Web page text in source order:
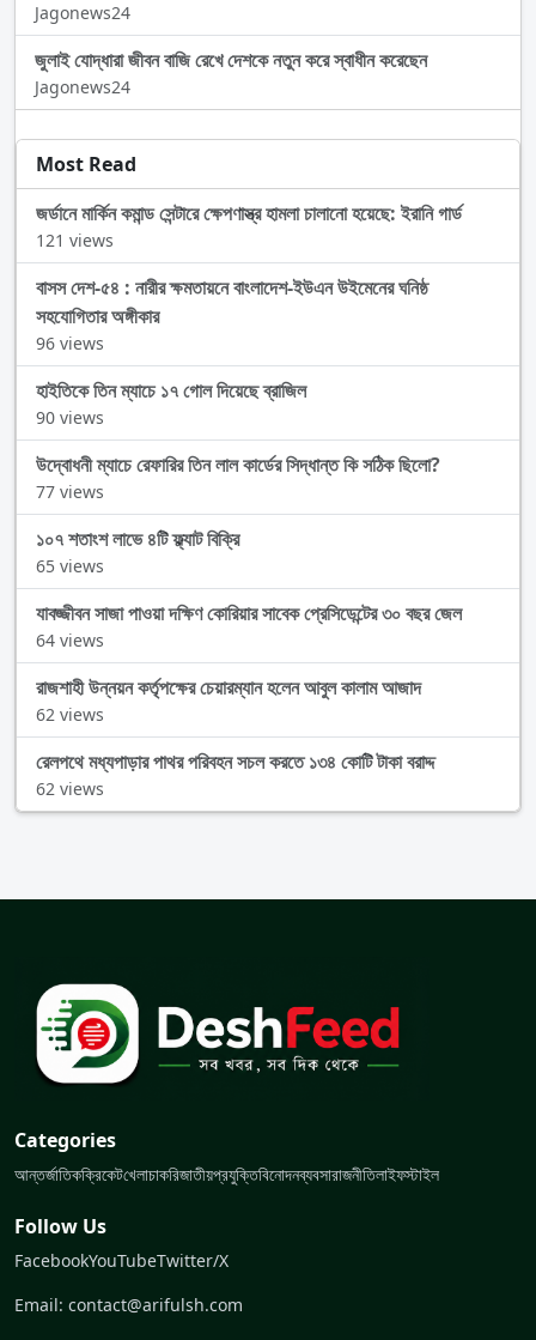
Jagonews24
জুলাই যোদ্ধারা জীবন বাজি রেখে দেশকে নতুন করে স্বাধীন করেছেন
Jagonews24
Most Read
জর্ডানে মার্কিন কমান্ড সেন্টারে ক্ষেপণাস্ত্র হামলা চালানো হয়েছে: ইরানি গার্ড
121 views
বাসস দেশ-৫৪ : নারীর ক্ষমতায়নে বাংলাদেশ-ইউএন উইমেনের ঘনিষ্ঠ
সহযোগিতার অঙ্গীকার
96 views
হাইতিকে তিন ম্যাচে ১৭ গোল দিয়েছে ব্রাজিল
90 views
উদ্বোধনী ম্যাচে রেফারির তিন লাল কার্ডের সিদ্ধান্ত কি সঠিক ছিলো?
77 views
১০৭ শতাংশ লাভে ৪টি ফ্ল্যাট বিক্রি
65 views
যাবজ্জীবন সাজা পাওয়া দক্ষিণ কোরিয়ার সাবেক প্রেসিডেন্টের ৩০ বছর জেল
64 views
রাজশাহী উন্নয়ন কর্তৃপক্ষের চেয়ারম্যান হলেন আবুল কালাম আজাদ
62 views
রেলপথে মধ্যপাড়ার পাথর পরিবহন সচল করতে ১৩৪ কোটি টাকা বরাদ্দ
62 views
Categories
আন্তর্জাতিকক্রিকেটখেলাচাকরিজাতীয়প্রযুক্তিবিনোদনব্যবসারাজনীতিলাইফস্টাইল
Follow Us
FacebookYouTubeTwitter/X
Email: contact@arifulsh.com